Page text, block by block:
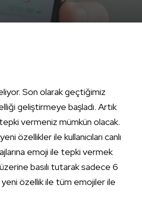
Son olarak geçtiğimiz
geliştirmeye başladı. Artık
vermeniz mümkün olacak.
özellikler ile kullanıcıları canlı
emoji ile tepki vermek
basılı tutarak sadece 6
özellik ile tüm emojiler ile